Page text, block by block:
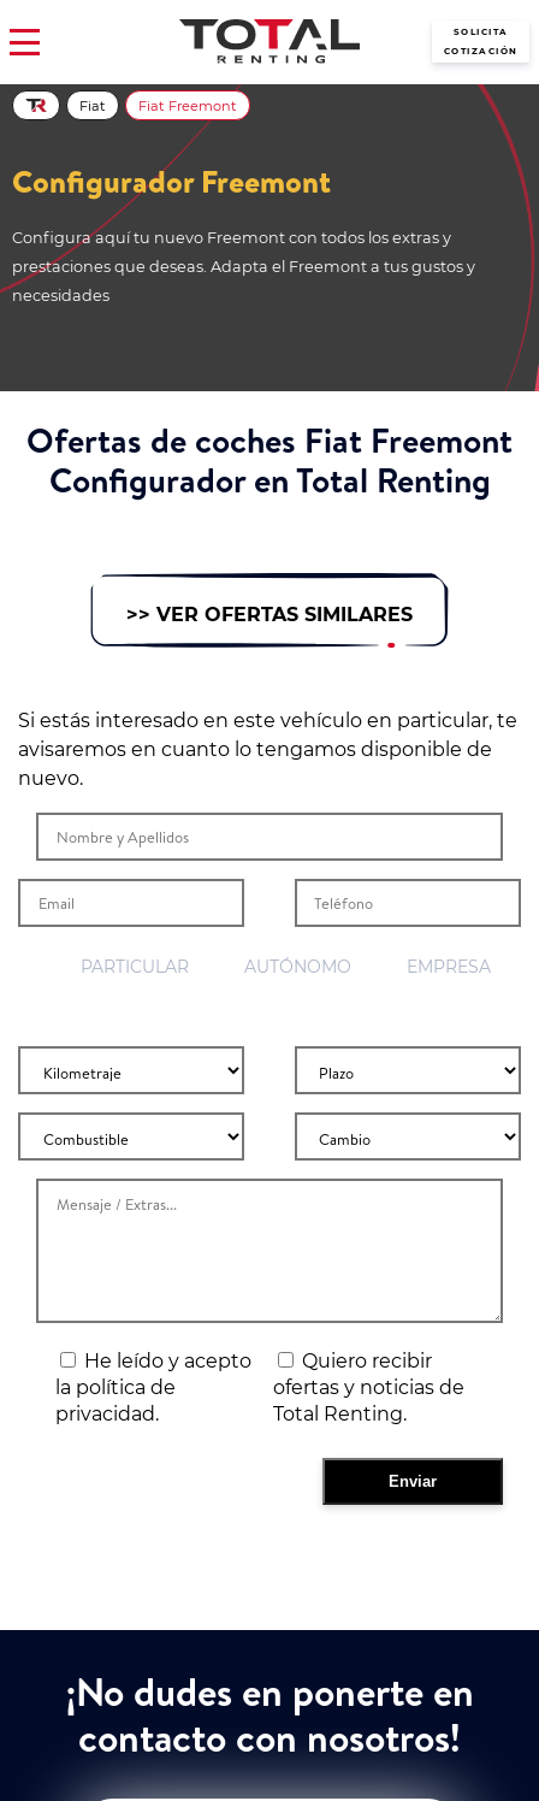
SOLICITA
COTIZACIÓN
Configurador Freemont
Configura aquí tu nuevo Freemont con todos los extras y
prestaciones que deseas. Adapta el Freemont a tus gustos y
necesidades
Fiat Fiat Freemont
Ofertas de coches Fiat Freemont
Configurador en Total Renting
>> VER OFERTAS SIMILARES
Si estás interesado en este vehículo en particular, te
avisaremos en cuanto lo tengamos disponible de
nuevo.
PARTICULAR AUTÓNOMO EMPRESA
He leído y acepto
la política de
privacidad.
Quiero recibir
ofertas y noticias de
Total Renting.
¡No dudes en ponerte en
contacto con nosotros!